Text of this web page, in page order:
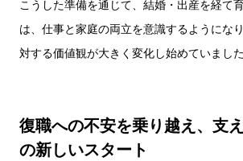
こうした準備を通じて、結婚・出産を経て
は、仕事と家庭の両立を意識するようにな
対する価値観が大きく変化し始めていました
復職への不安を乗り越え、支
の新しいスタート